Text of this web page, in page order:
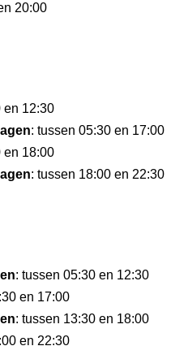
20:00
en 12:30
: tussen 05:30 en 17:00
en 18:00
: tussen 18:00 en 22:30
: tussen 05:30 en 12:30
en 17:00
: tussen 13:30 en 18:00
en 22:30